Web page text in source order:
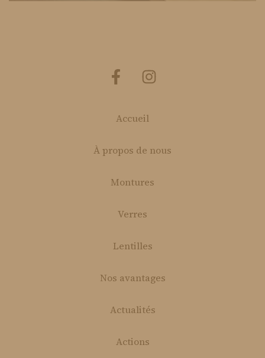
Accueil
À propos de nous
Montures
Verres
Lentilles
Nos avantages
Actualités
Actions